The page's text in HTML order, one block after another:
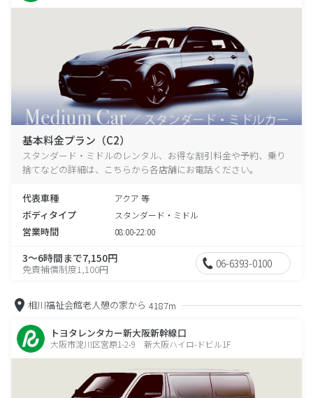
基本料金プラン（C2）
スタンダード・ミドルのレンタル、お得な割引料金や予約、乗り
捨てなどの詳細は、こちらから各店舗にお電話ください。
代表車種 アクア 等
ボディタイプ スタンダード・ミドル
営業時間 08:00-22:00
3～6時間まで7,150円
免責補償制度1,100円 06-6393-0100
相川福祉会館老人憩の家から 4187m
トヨタレンタカー新大阪新幹線口
大阪市淀川区宮原1-2-9 新大阪ハイロ-ドビル1F